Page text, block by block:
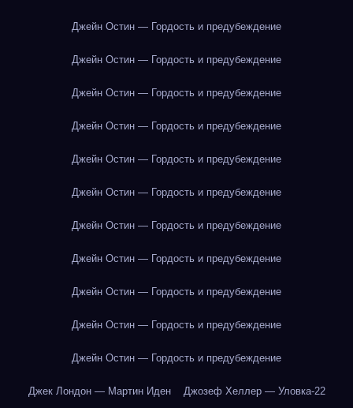
Джейн Остин — Гордость и предубеждение
Джейн Остин — Гордость и предубеждение
Джейн Остин — Гордость и предубеждение
Джейн Остин — Гордость и предубеждение
Джейн Остин — Гордость и предубеждение
Джейн Остин — Гордость и предубеждение
Джейн Остин — Гордость и предубеждение
Джейн Остин — Гордость и предубеждение
Джейн Остин — Гордость и предубеждение
Джейн Остин — Гордость и предубеждение
Джейн Остин — Гордость и предубеждение
Джек Лондон — Мартин Иден Джозеф Хеллер — Уловка-22